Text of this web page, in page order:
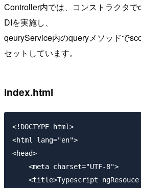
Controller内では、コンストラクタ
DIを実施し、
qeuryService内のqueryメソッドで
セットしています。
index.html
<!DOCTYPE html>
<html lang="en">
<head>
    <meta charset="UTF-8">
<title>Typescript